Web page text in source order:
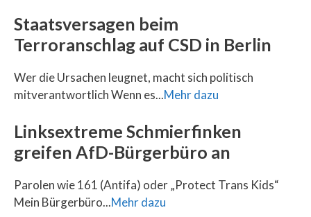
Staatsversagen beim
Terroranschlag auf CSD in Berlin
Wer die Ursachen leugnet, macht sich politisch
mitverantwortlich Wenn es...Mehr dazu
Linksextreme Schmierfinken
greifen AfD-Bürgerbüro an
Parolen wie 161 (Antifa) oder „Protect Trans Kids“
Mein Bürgerbüro...Mehr dazu